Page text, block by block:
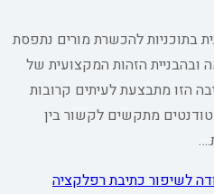
בתוכניות להכשרת מורים נתפסת
ובהבניית הזהות המקצועית של
הזו מתבצעת לעיתים קרובות
מתקשים לקשור בין
לשיפור כתיבת רפלקציה